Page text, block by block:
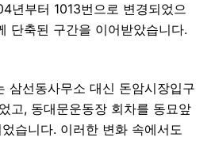
년부터 1013번으로 변경되었으
단축된 구간을 이어받았습니다.
삼선동사무소 대신 돈암시장입구
고, 동대문운동장 회차를 동묘앞
습니다. 이러한 변화 속에서도